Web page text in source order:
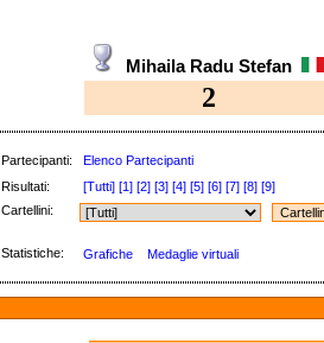
Mihaila Radu Stefan
2
Partecipanti: Elenco Partecipanti
Risultati:
[Tutti] [1] [2] [3] [4] [5] [6] [7] [8] [9]
Cartellini:
Statistiche: Grafiche Medaglie virtuali